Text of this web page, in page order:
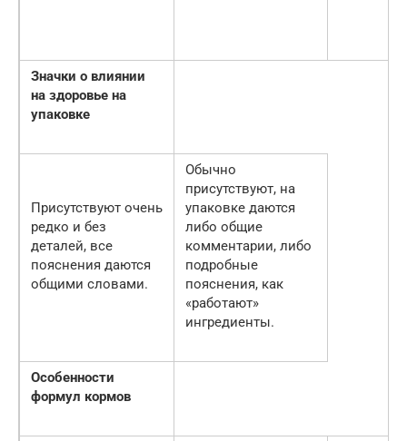
Значки о влиянии
на здоровье на
упаковке
Присутствуют очень
редко и без
деталей, все
пояснения даются
общими словами.
Обычно
присутствуют, на
упаковке даются
либо общие
комментарии, либо
подробные
пояснения, как
«работают»
ингредиенты.
Особенности
формул кормов